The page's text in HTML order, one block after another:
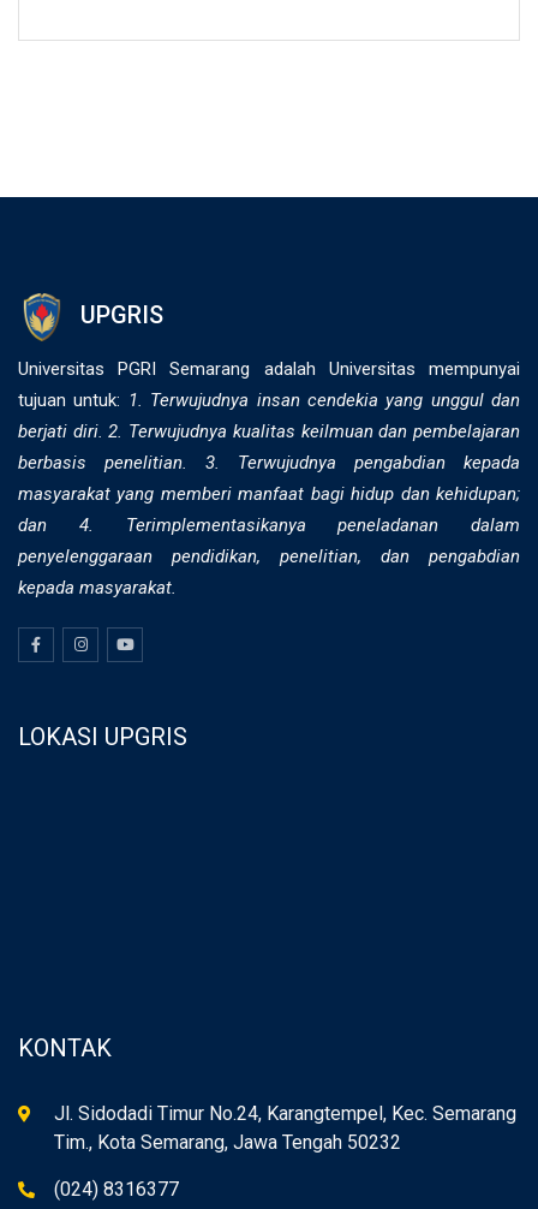
UPGRIS
Universitas PGRI Semarang adalah Universitas mempunyai
tujuan untuk: 1. Terwujudnya insan cendekia yang unggul dan
berjati diri. 2. ⁠Terwujudnya kualitas keilmuan dan pembelajaran
berbasis penelitian. 3. Terwujudnya pengabdian kepada
masyarakat yang memberi manfaat bagi hidup dan kehidupan;
dan 4. Terimplementasikanya peneladanan dalam
penyelenggaraan pendidikan, penelitian, dan pengabdian
kepada masyarakat.
LOKASI UPGRIS
KONTAK
Jl. Sidodadi Timur No.24, Karangtempel, Kec. Semarang
Tim., Kota Semarang, Jawa Tengah 50232
(024) 8316377